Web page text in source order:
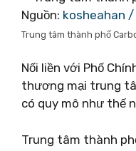
Nguồn: kosheahan /
Trung tâm thành phố
Nối liền với Phố
thương mại trung
có quy mô như thế
Trung tâm thành